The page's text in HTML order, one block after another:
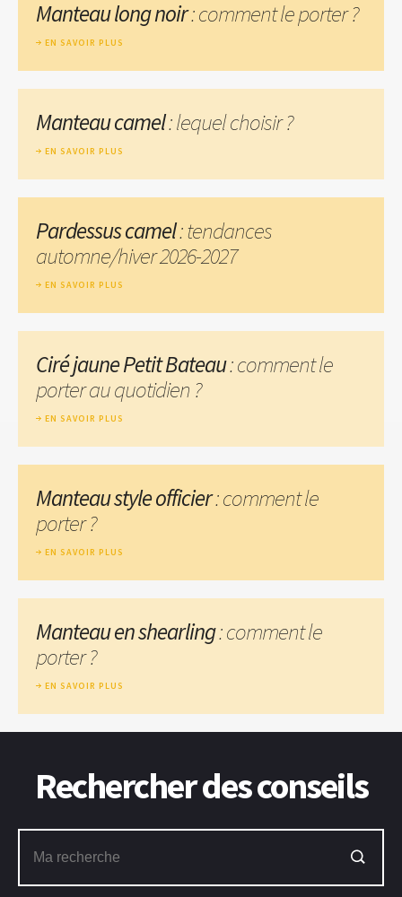
Manteau long noir: comment le porter ?
EN SAVOIR PLUS
Manteau camel: lequel choisir ?
EN SAVOIR PLUS
Pardessus camel: tendances
automne/hiver 2026-2027
EN SAVOIR PLUS
Ciré jaune Petit Bateau: comment le
porter au quotidien ?
EN SAVOIR PLUS
Manteau style officier: comment le
porter ?
EN SAVOIR PLUS
Manteau en shearling: comment le
porter ?
EN SAVOIR PLUS
Rechercher des conseils